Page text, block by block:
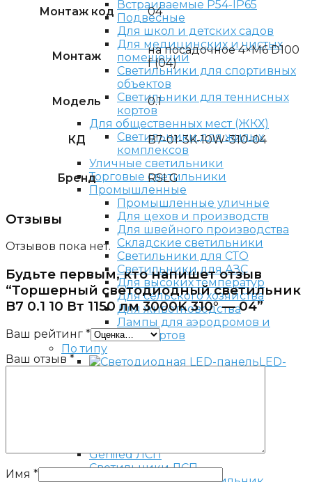
Встраиваемые P54-IP65
Подвесные
Для школ и детских садов
Для медицинских и чистых
помещений
Светильники для спортивных
объектов
Светильники для теннисных
кортов
Для общественных мест (ЖКХ)
Светильники для жилых
комплексов
Уличные светильники
Торговые светильники
Промышленные
Промышленные уличные
Для цехов и производств
Для швейного производства
Складские светильники
Светильники для СТО
Светильники для АЗС
Для высоких температур
Для сельского хозяйства
Для животноводства
Лампы для аэродромов и
аэропортов
По типу
LED-
Светильники ЛСП
Монтаж код 04
Монтаж
на посадочное 4×M6 D100
f (04)
Модель 0.1
КД B7-01-3K-10W-310-04
Бренд RSLG
Отзывы
Отзывов пока нет.
Будьте первым, кто напишет отзыв
“Торшерный светодиодный светильник
B7 0.1 10 Вт 1150 лм 3000K 310° — 04”
Ваш рейтинг *
Ваш отзыв *
Имя *